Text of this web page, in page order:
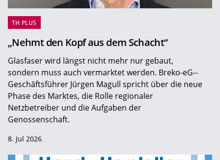
TH PLUS
„Nehmt den Kopf aus dem Schacht“
Glasfaser wird längst nicht mehr nur gebaut,
sondern muss auch vermarktet werden. Breko-eG-­
Geschäftsführer Jürgen Magull spricht über die neue
Phase des Marktes, die Rolle regionaler
Netzbetreiber und die Aufgaben der
Genossenschaft.
8. Jul 2026